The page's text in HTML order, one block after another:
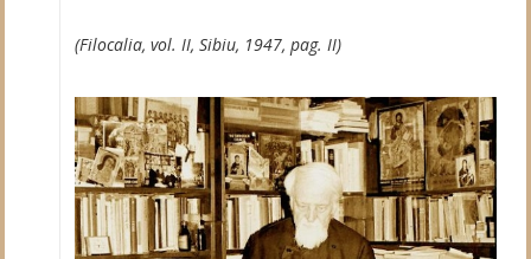
(Filocalia, vol. II, Sibiu, 1947, pag. II)